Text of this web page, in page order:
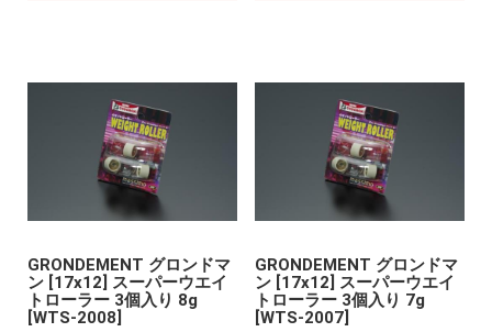
GRONDEMENT グロンドマ
ン [17x12] スーパーウエイ
トローラー 3個入り 8g
[WTS-2008]
GRONDEMENT グロンドマ
ン [17x12] スーパーウエイ
トローラー 3個入り 7g
[WTS-2007]